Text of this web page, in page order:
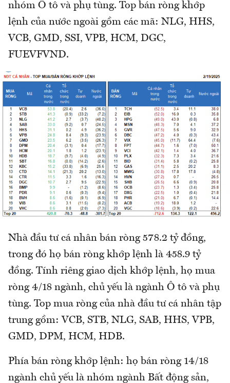
nhóm Ô tô và phụ tùng. Top bán ròng khớp
lệnh của nước ngoài gồm các mã: NLG, HHS,
VCB, GMD, SSI, VPB, HCM, DGC,
FUEVFVND.
Nhà đầu tư cá nhân bán ròng 578.2 tỷ đồng,
trong đó họ bán ròng khớp lệnh là 458.9 tỷ
đồng. Tính riêng giao dịch khớp lệnh, họ mua
ròng 4/18 ngành, chủ yếu là ngành Ô tô và phụ
tùng. Top mua ròng của nhà đầu tư cá nhân tập
trung gồm: VCB, STB, NLG, SAB, HHS, VPB,
GMD, DPM, HCM, HDB.
Phía bán ròng khớp lệnh: họ bán ròng 14/18
ngành chủ yếu là nhóm ngành Bất động sản,